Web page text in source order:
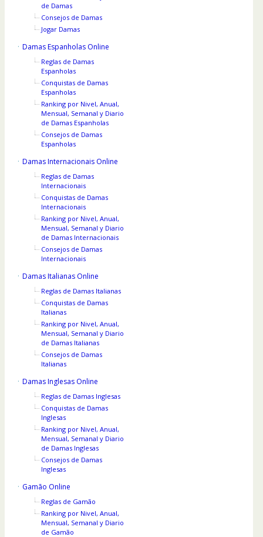
de Damas
Consejos de Damas
Jogar Damas
Damas Espanholas Online
Reglas de Damas
Espanholas
Conquistas de Damas
Espanholas
Ranking por Nivel, Anual,
Mensual, Semanal y Diario
de Damas Espanholas
Consejos de Damas
Espanholas
Damas Internacionais Online
Reglas de Damas
Internacionais
Conquistas de Damas
Internacionais
Ranking por Nivel, Anual,
Mensual, Semanal y Diario
de Damas Internacionais
Consejos de Damas
Internacionais
Damas Italianas Online
Reglas de Damas Italianas
Conquistas de Damas
Italianas
Ranking por Nivel, Anual,
Mensual, Semanal y Diario
de Damas Italianas
Consejos de Damas
Italianas
Damas Inglesas Online
Reglas de Damas Inglesas
Conquistas de Damas
Inglesas
Ranking por Nivel, Anual,
Mensual, Semanal y Diario
de Damas Inglesas
Consejos de Damas
Inglesas
Gamão Online
Reglas de Gamão
Ranking por Nivel, Anual,
Mensual, Semanal y Diario
de Gamão